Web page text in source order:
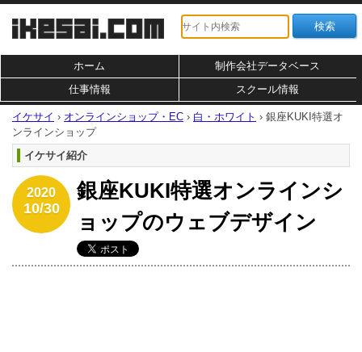
ホーム
制作会社データベース
仕事情報
スクール情報
イケサイ › オンラインショップ・EC › 白・ホワイト › 銀座KUKI特選オ
ンラインショップ
イケサイ紹介
2020
10/30
銀座KUKI特選オンラインシ
ョップのウェブデザイン